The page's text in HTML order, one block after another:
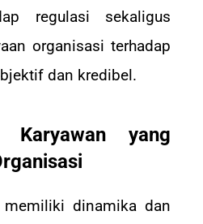
regulasi sekaligus
organisasi terhadap
dan kredibel.
Karyawan yang
dinamika dan